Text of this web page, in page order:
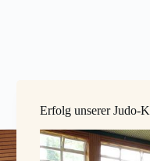
Erfolg unserer Judo-